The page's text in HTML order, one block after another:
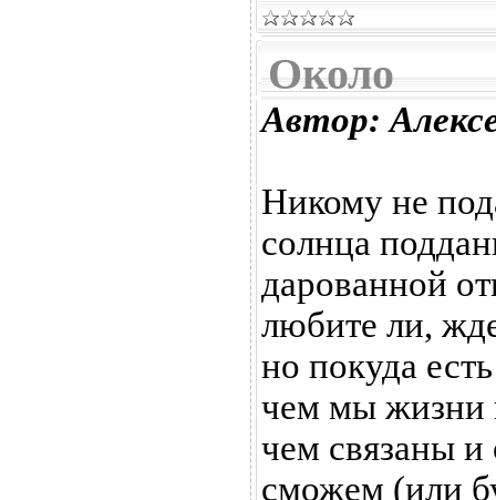
Около
Автор:
Никому не
солнца
дарованной
любите ли,
но покуда
чем мы жизни
чем связаны
сможем (или